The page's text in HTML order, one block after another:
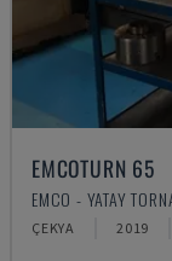
EMCOTURN 65
EMCO - YATAY
ÇEKYA 2019